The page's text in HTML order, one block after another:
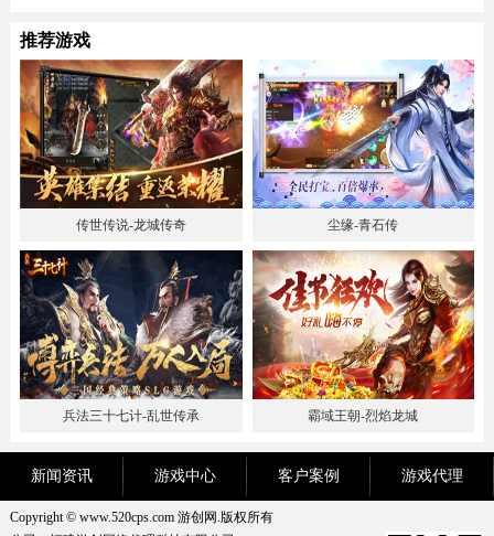
推荐游戏
传世传说-龙城传奇 尘缘-青石传
兵法三十七计-乱世传承 霸域王朝-烈焰龙城
新闻资讯 游戏中心 客户案例 游戏代理
Copyright © www.520cps.com 游创网.版权所有